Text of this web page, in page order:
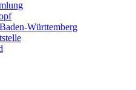
Württemberg